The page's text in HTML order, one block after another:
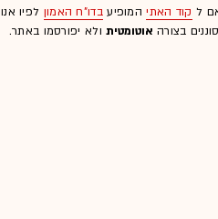
ל קוד האתיהמופיעבדו"ח האמון לפיו אנו
בצורה אוטומטיתולא יפורסמו באתר.